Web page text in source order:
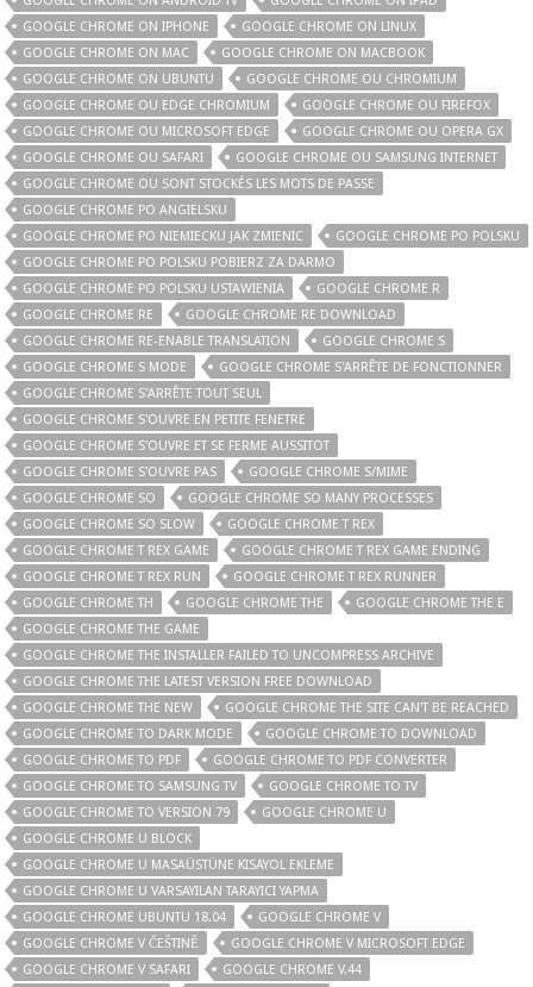
GOOGLE CHROME ON IPHONE
GOOGLE CHROME ON LINUX
GOOGLE CHROME ON MAC
GOOGLE CHROME ON MACBOOK
GOOGLE CHROME ON UBUNTU
GOOGLE CHROME OU CHROMIUM
GOOGLE CHROME OU EDGE CHROMIUM
GOOGLE CHROME OU FIREFOX
GOOGLE CHROME OU MICROSOFT EDGE
GOOGLE CHROME OU OPERA GX
GOOGLE CHROME OU SAFARI
GOOGLE CHROME OU SAMSUNG INTERNET
GOOGLE CHROME OU SONT STOCKÉS LES MOTS DE PASSE
GOOGLE CHROME PO ANGIELSKU
GOOGLE CHROME PO NIEMIECKU JAK ZMIENIC
GOOGLE CHROME PO POLSKU
GOOGLE CHROME PO POLSKU POBIERZ ZA DARMO
GOOGLE CHROME PO POLSKU USTAWIENIA
GOOGLE CHROME R
GOOGLE CHROME RE
GOOGLE CHROME RE DOWNLOAD
GOOGLE CHROME RE-ENABLE TRANSLATION
GOOGLE CHROME S
GOOGLE CHROME S MODE
GOOGLE CHROME S'ARRÊTE DE FONCTIONNER
GOOGLE CHROME S'ARRÊTE TOUT SEUL
GOOGLE CHROME S'OUVRE EN PETITE FENETRE
GOOGLE CHROME S'OUVRE ET SE FERME AUSSITOT
GOOGLE CHROME S'OUVRE PAS
GOOGLE CHROME S/MIME
GOOGLE CHROME SO
GOOGLE CHROME SO MANY PROCESSES
GOOGLE CHROME SO SLOW
GOOGLE CHROME T REX
GOOGLE CHROME T REX GAME
GOOGLE CHROME T REX GAME ENDING
GOOGLE CHROME T REX RUN
GOOGLE CHROME T REX RUNNER
GOOGLE CHROME TH
GOOGLE CHROME THE
GOOGLE CHROME THE E
GOOGLE CHROME THE GAME
GOOGLE CHROME THE INSTALLER FAILED TO UNCOMPRESS ARCHIVE
GOOGLE CHROME THE LATEST VERSION FREE DOWNLOAD
GOOGLE CHROME THE NEW
GOOGLE CHROME THE SITE CAN'T BE REACHED
GOOGLE CHROME TO DARK MODE
GOOGLE CHROME TO DOWNLOAD
GOOGLE CHROME TO PDF
GOOGLE CHROME TO PDF CONVERTER
GOOGLE CHROME TO SAMSUNG TV
GOOGLE CHROME TO TV
GOOGLE CHROME TO VERSION 79
GOOGLE CHROME U
GOOGLE CHROME U BLOCK
GOOGLE CHROME U MASAÜSTÜNE KISAYOL EKLEME
GOOGLE CHROME U VARSAYILAN TARAYICI YAPMA
GOOGLE CHROME UBUNTU 18.04
GOOGLE CHROME V
GOOGLE CHROME V ČEŠTINĚ
GOOGLE CHROME V MICROSOFT EDGE
GOOGLE CHROME V SAFARI
GOOGLE CHROME V.44